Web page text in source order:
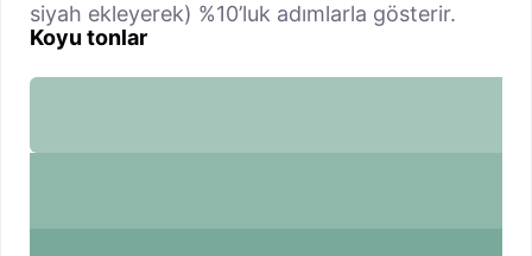
siyah ekleyerek) %10’luk adımlarla gösterir.
Koyu tonlar